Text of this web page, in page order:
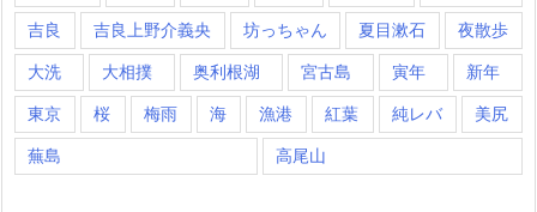
吉良 吉良上野介義央 坊っちゃん 夏目漱石 夜散歩
大洗 大相撲 奥利根湖 宮古島 寅年 新年
東京 桜 梅雨 海 漁港 紅葉 純レバ 美尻
蕪島 高尾山